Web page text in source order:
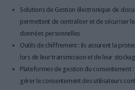
Solutions de Gestion électronique de
permettent de centraliser et de sécuriser
données personnelles
Outils de chiffrement : ils assurent la
lors de leur transmission et de leur
​​​​​​​Plateformes de gestion du consentement
gérer le consentement des utilisateurs